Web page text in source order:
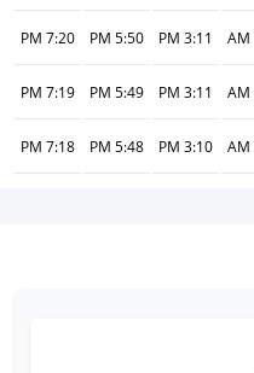
3:11 PM
5:50 PM
7:20 PM
3:11 PM
5:49 PM
7:19 PM
3:10 PM
5:48 PM
7:18 PM